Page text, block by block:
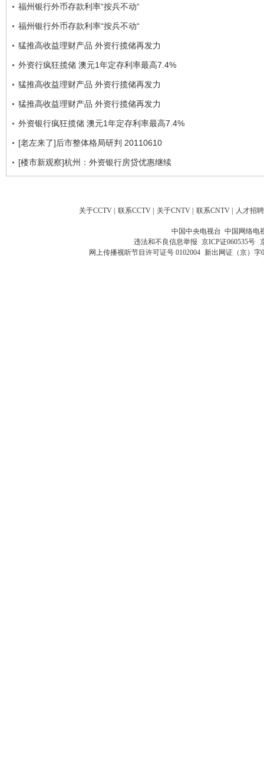
福州银行外币存款利率“按兵不动“
福州银行外币存款利率“按兵不动“
猛推高收益理财产品 外资行揽储再发力
外资行疯狂揽储 澳元1年定存利率最高7.4%
猛推高收益理财产品 外资行揽储再发力
猛推高收益理财产品 外资行揽储再发力
外资银行疯狂揽储 澳元1年定存利率最高7.4%
[老左来了]后市整体格局研判 20110610
[楼市新观察]杭州：外资银行房贷优惠继续
关于CCTV | 联系CCTV | 关于CNTV | 联系CNTV | 人才招聘
中国中央电视台 中国网络电
违法和不良信息举报 京ICP证060535号
网上传播视听节目许可证号 0102004 新出网证（京）